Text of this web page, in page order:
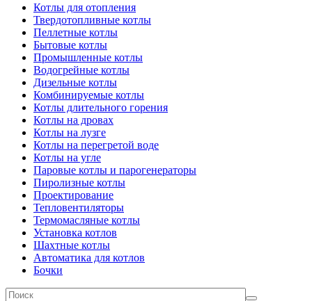
Котлы для отопления
Твердотопливные котлы
Пеллетные котлы
Бытовые котлы
Промышленные котлы
Водогрейные котлы
Дизельные котлы
Комбинируемые котлы
Котлы длительного горения
Котлы на дровах
Котлы на лузге
Котлы на перегретой воде
Котлы на угле
Паровые котлы и парогенераторы
Пиролизные котлы
Проектирование
Тепловентиляторы
Термомасляные котлы
Установка котлов
Шахтные котлы
Автоматика для котлов
Бочки